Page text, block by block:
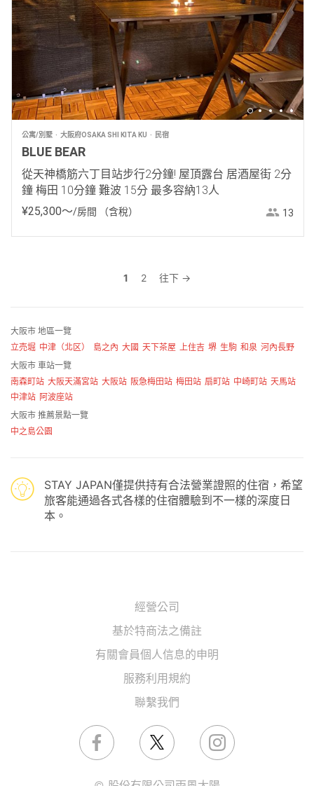
公寓/別墅 大阪府OSAKA SHI KITA KU 民宿
BLUE BEAR
從天神橋筋六丁目站步行2分鐘! 屋頂露台 居酒屋街 2分
鐘 梅田 10分鐘 難波 15分 最多容納13人
¥25,300〜/房間 （含稅） 13
1 2 往下 →
大阪市 地區一覽
立売堀 中津（北区） 島之內 大國 天下茶屋 上住吉 堺 生駒 和泉 河內長野
大阪市 車站一覽
南森町站 大阪天滿宮站 大阪站 阪急梅田站 梅田站 扇町站 中崎町站 天馬站
中津站 阿波座站
大阪市 推薦景點一覽
中之島公園
STAY JAPAN僅提供持有合法營業證照的住宿，希望
旅客能通過各式各樣的住宿體驗到不一樣的深度日
本。
經營公司
基於特商法之備註
有關會員個人信息的申明
服務利用規約
聯繫我們